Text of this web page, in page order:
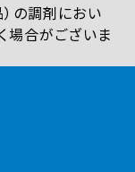
の調剤におい
場合がございま